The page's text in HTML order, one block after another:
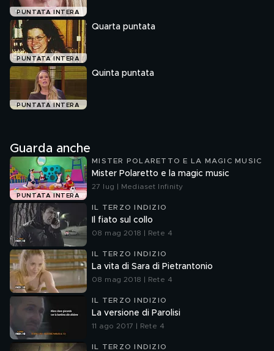
PUNTATA INTERA
PUNTATA INTERA
Quarta puntata
PUNTATA INTERA
Quinta puntata
Guarda anche
PUNTATA INTERA
MISTER POLARETTO E LA MAGIC MUSIC
Mister Polaretto e la magic music
27 lug | Mediaset Infinity
IL TERZO INDIZIO
Il fiato sul collo
08 mag 2018 | Rete 4
IL TERZO INDIZIO
La vita di Sara di Pietrantonio
08 mag 2018 | Rete 4
IL TERZO INDIZIO
La versione di Parolisi
11 ago 2017 | Rete 4
IL TERZO INDIZIO